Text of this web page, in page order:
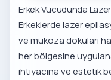
Erkek Vücudunda
Erkeklerde lazer
ve mukoza dokuları
her bölgesine
ihtiyacına ve estetik